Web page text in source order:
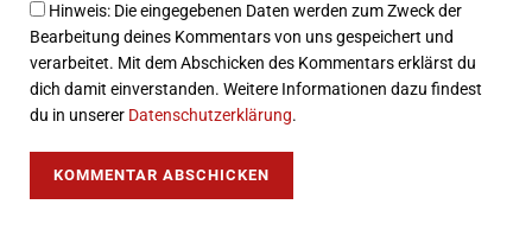
Hinweis: Die eingegebenen Daten werden zum Zweck der
Bearbeitung deines Kommentars von uns gespeichert und
verarbeitet. Mit dem Abschicken des Kommentars erklärst du
dich damit einverstanden. Weitere Informationen dazu findest
du in unserer Datenschutzerklärung.